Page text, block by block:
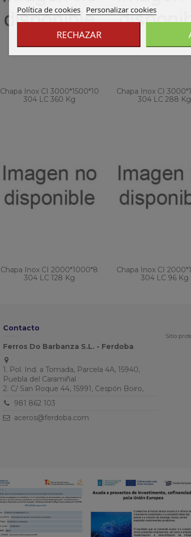
Chapa Inox CI 3000*1500*10
304 LC 360 Kg
Chapa Inox CI
304 LC 288 Kg
Chapa Inox CI 2000*1000*8
304 LC 128 Kg
Chapa Inox CI
304 LC 96 Kg
Contacto
Ferros Do Barbanza S.L. - Ferdoba
1. Pol. Ind. a Tomada, Parcela 4A, 15940,
Puebla del Caramiñal
2. C/ San Roque 44, 15991, Cespón Boiro,
981 862 103
aceros@ferdoba.com
Sitio
Política de cookies Personalizar cookies
RECHAZAR